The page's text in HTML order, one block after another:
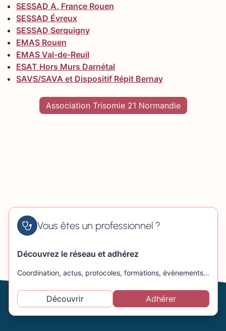
SESSAD A. France Rouen
SESSAD Évreux
SESSAD Serquigny
EMAS Rouen
EMAS Val-de-Reuil
ESAT Hors Murs Darnétal
SAVS/SAVA et Dispositif Répit Bernay
Association Trisomie 21 Normandie
Vous êtes un professionnel ?
Découvrez le réseau et adhérez
Coordination, actus, protocoles, formations, évènements…
Découvrir Adhérer